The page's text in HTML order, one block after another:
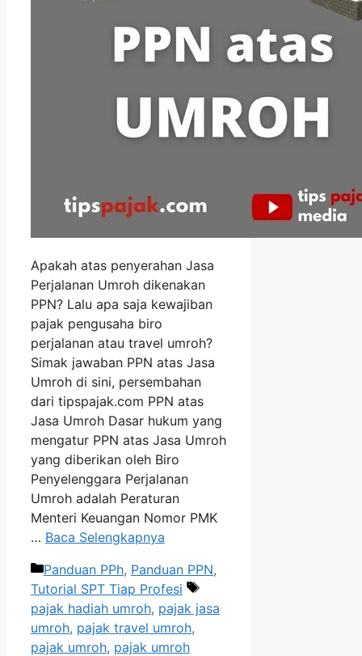
Apakah atas penyerahan Jasa
Perjalanan Umroh dikenakan
PPN? Lalu apa saja kewajiban
pajak pengusaha biro
perjalanan atau travel umroh?
Simak jawaban PPN atas Jasa
Umroh di sini, persembahan
dari tipspajak.com PPN atas
Jasa Umroh Dasar hukum yang
mengatur PPN atas Jasa Umroh
yang diberikan oleh Biro
Penyelenggara Perjalanan
Umroh adalah Peraturan
Menteri Keuangan Nomor PMK
… Baca Selengkapnya
Kategori
Panduan PPh, Panduan PPN,
Tutorial SPT Tiap Profesi
Tag
pajak hadiah umroh, pajak jasa
umroh, pajak travel umroh,
pajak umroh, pajak umroh